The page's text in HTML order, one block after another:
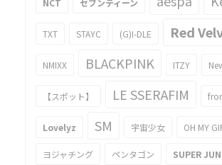
NCT セブンティーン
TXT STAYC (G)I-DLE Red
NMIXX BLACKPINK ITZY
【スポット】 LE SSERAFIM
Lovelyz SM 宇宙少女 OH MY
ヨジャチング ペンタゴン SUPER